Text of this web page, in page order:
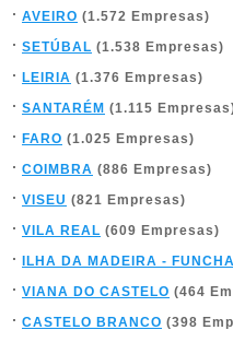
AVEIRO (1.572 Empresas)
SETÚBAL (1.538 Empresas)
LEIRIA (1.376 Empresas)
SANTARÉM (1.115
FARO (1.025 Empresas)
COIMBRA (886 Empresas)
VISEU (821 Empresas)
VILA REAL (609 Empresas)
ILHA DA MADEIRA -
VIANA DO CASTELO (464
CASTELO BRANCO (398